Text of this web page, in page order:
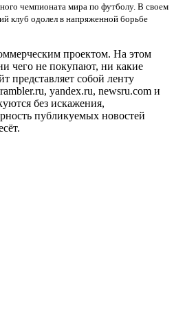
чемпионата мира по футболу. В своем
клуб одолел в напряженной борьбе
проектом. На этом
чего не покупают, ни какие
представляет собой ленту
yandex.ru, newsru.com и
без искажения,
публикуемых новостей